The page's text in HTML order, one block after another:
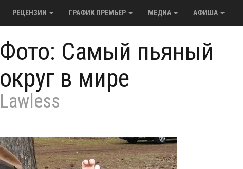
РЕЦЕНЗИИ ГРАФИК ПРЕМЬЕР МЕДИА АФИША
Фото: Самый пьяный
округ в мире
Lawless